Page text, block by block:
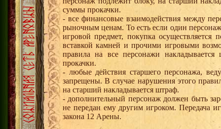
суммы прокачки.
- все финансовые взаимодействия между
рыночным ценам. То есть если один
игровой предмет, покупка
вставкой камней и прочими игровыми
правила на все персонажи
прокачки.
- любые действия старшего персонажа,
запрещены. В случае нарушения этого
на старший накладывается штраф.
- дополнительный персонаж должен быть
не передан ему другим игроком. Передача
закона 12 Арены.